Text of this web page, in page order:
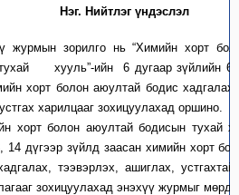
Нэг. Нийтлэг үндэслэл
журмын зорилго нь “Химийн хорт
хууль”-ийн 6 дугаар зүйлийн
хорт болон аюултай бодис
харилцааг зохицуулахад оршино.
хорт болон аюултай бодисын тухай
14 дүгээр зүйлд заасан химийн хорт
тээвэрлэх, ашиглах, устгахтай
зохицуулахад энэхүү журмыг